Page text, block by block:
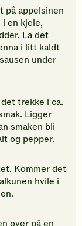
på appelsinen
en kjele,
La det
i litt kaldt
under
trekke i ca.
Ligger
smaken bli
og pepper.
Kommer det
hvile i